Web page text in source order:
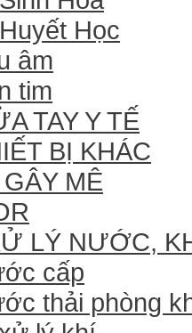
Học
âm
tim
TAY Y TẾ
BỊ KHÁC
MÊ
LÝ NƯỚC,
cấp
thải phòng